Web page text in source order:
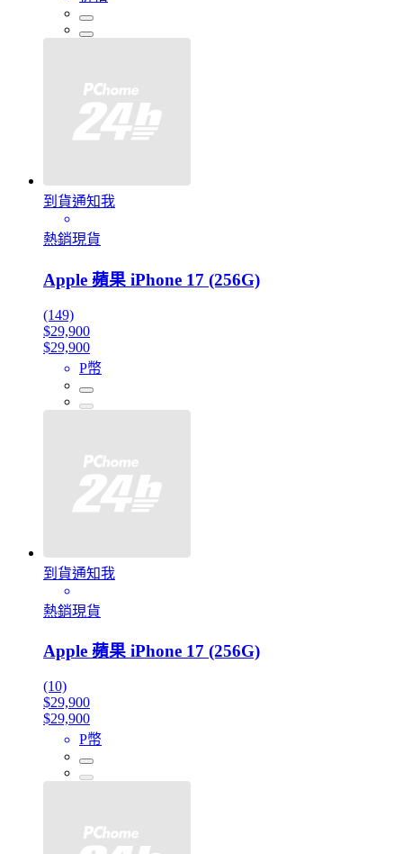
到貨通知我
熱銷現貨
Apple 蘋果 iPhone 17 (256G)
(149)
$29,900
$29,900
P幣
到貨通知我
熱銷現貨
Apple 蘋果 iPhone 17 (256G)
(10)
$29,900
$29,900
P幣